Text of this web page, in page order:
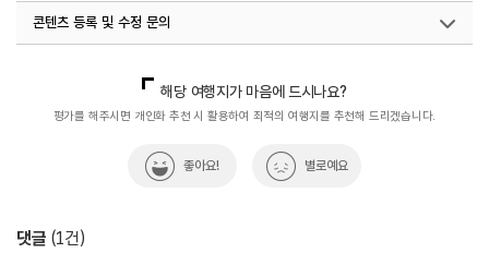
콘텐츠 등록 및 수정 문의
해당 여행지가 마음에 드시나요?
평가를 해주시면 개인화 추천 시 활용하여 최적의 여행지를 추천해 드리겠습니다.
좋아요! 별로예요
댓글 (1건)